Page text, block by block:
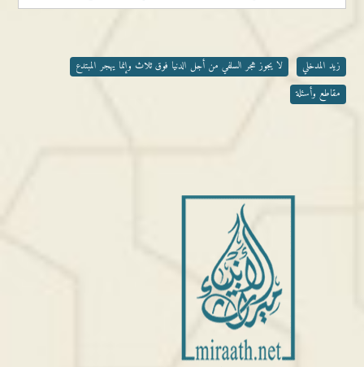
زيد المدخلي
لا يجوز هجر السلفي من أجل الدنيا فوق ثلاث وإنما يهجر المبتدع
مقاطع وأسئلة